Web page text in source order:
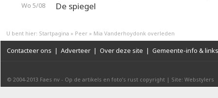
Wo 5/08 De spiegel
U bent hier: Startpagina » Peer » Mia Vanderhoydonk overleden
Contacteer ons | Adverteer | Over deze site | Gemeente-info & links
© 2004-2013 Faes nv - Op de artikels en foto’s rust copyright | Site: Webstylers